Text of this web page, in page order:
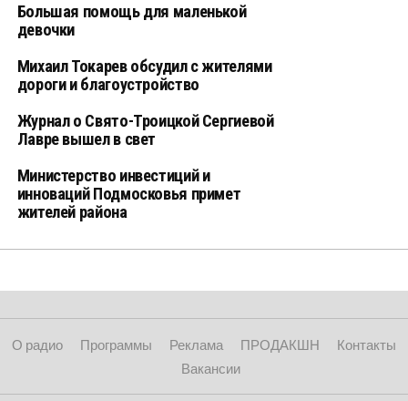
Большая помощь для маленькой
девочки
Михаил Токарев обсудил с жителями
дороги и благоустройство
Журнал о Свято-Троицкой Сергиевой
Лавре вышел в свет
Министерство инвестиций и
инноваций Подмосковья примет
жителей района
О радио Программы Реклама ПРОДАКШН
Контакты
Вакансии